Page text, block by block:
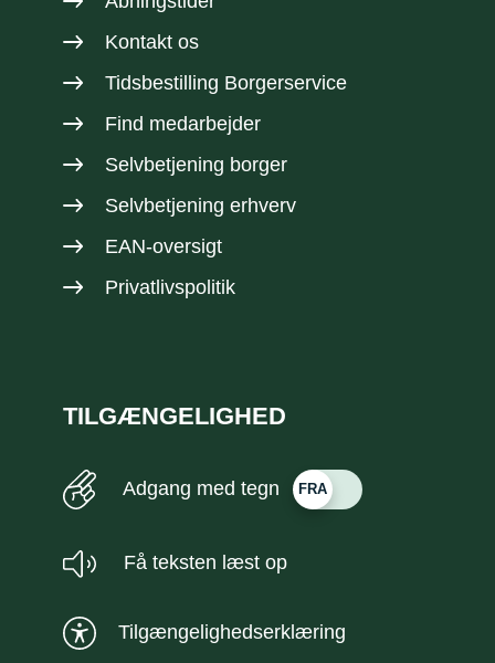
Kontakt os
Tidsbestilling Borgerservice
Find medarbejder
Selvbetjening borger
Selvbetjening erhverv
EAN-oversigt
Privatlivspolitik
TILGÆNGELIGHED
Adgang med tegn
Få teksten læst op
Tilgængelighedserklæring